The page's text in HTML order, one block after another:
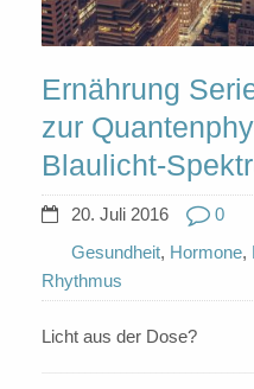
Ernährung
zur
Blaulicht-
20. Juli 2016
0
Gesundheit, Hormone,
Rhythmus
Licht aus der Dose?